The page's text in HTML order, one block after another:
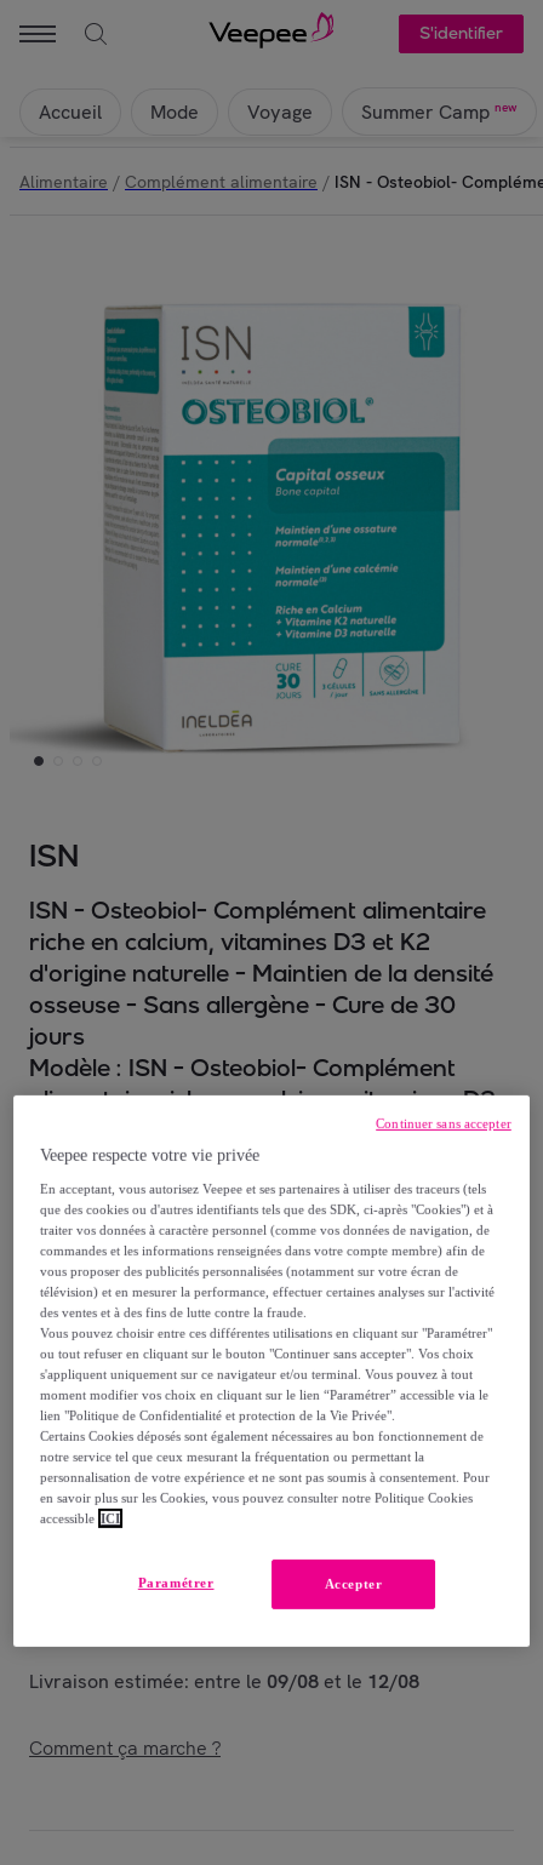
S'identifier
Accueil Mode Voyage Summer Camp new
Alimentaire / Complément alimentaire / ISN - Osteobiol-
ISN
ISN - Osteobiol- Complément alimentaire
riche en calcium, vitamines D3 et K2
d'origine naturelle - Maintien de la densité
osseuse - Sans allergène - Cure de 30
jours
Modèle : ISN - Osteobiol- Complément
alimentaire riche en calcium, vitamines D3
et K2 d'origine naturelle - Maintien de la
densité osseuse - Sans allergène - Cure de
30 jours
16,20 €
18, 00 €
-10%
Vendu parParabio Santé
Livraison
Livraison à partir de
Offerte par la marque dès 58,99 € d'achat
Livraison estimée: entre le 09/08 et le 12/08
Comment ça marche ?
Veepee respecte votre vie privée
En acceptant, vous autorisez Veepee et ses partenaires à utiliser des traceurs (tels
que des cookies ou d'autres identifiants tels que des SDK, ci-après "Cookies") et à
traiter vos données à caractère personnel (comme vos données de navigation, de
commandes et les informations renseignées dans votre compte membre) afin de
vous proposer des publicités personnalisées (notamment sur votre écran de
télévision) et en mesurer la performance, effectuer certaines analyses sur l'activité
des ventes et à des fins de lutte contre la fraude.
Vous pouvez choisir entre ces différentes utilisations en cliquant sur "Paramétrer"
ou tout refuser en cliquant sur le bouton "Continuer sans accepter". Vos choix
s'appliquent uniquement sur ce navigateur et/ou terminal. Vous pouvez à tout
moment modifier vos choix en cliquant sur le lien “Paramétrer” accessible via le
lien "Politique de Confidentialité et protection de la Vie Privée".
Certains Cookies déposés sont également nécessaires au bon fonctionnement de
notre service tel que ceux mesurant la fréquentation ou permettant la
personnalisation de votre expérience et ne sont pas soumis à consentement. Pour
en savoir plus sur les Cookies, vous pouvez consulter notre Politique Cookies
accessible ICI
Accepter
Paramétrer
Continuer sans accepter